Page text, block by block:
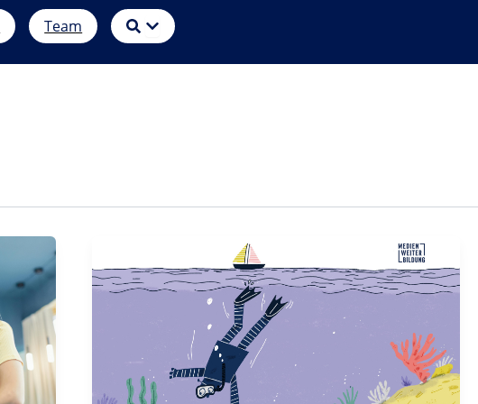
Team Öffne